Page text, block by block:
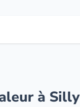
à Silly